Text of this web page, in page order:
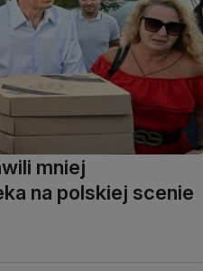
mniej
na polskiej scenie